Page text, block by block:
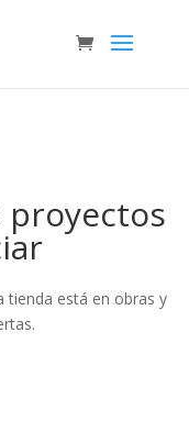
proyectos
tienda está en obras y